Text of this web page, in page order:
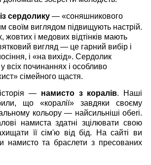
сердолику — «соняшникового
виглядом підвищують настрій.
жовтих і медових відтінків мають
вигляд — це гарний вибір і
і «на вихід». Сердолик
всіх починаннях і особливо
сімейного щастя.
— намисто з коралів. Наші
що «коралії» завдяки своєму
кольору — найсильніші обеri.
намиста здатні зцілювати свою
її сім'ю від бід. На сайті ви
намисто та браслети з пресованих